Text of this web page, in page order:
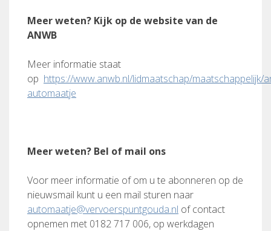
Meer weten? Kijk op de website van de
ANWB
Meer informatie staat
op https://www.anwb.nl/lidmaatschap/maatschappelijk/
automaatje
Meer weten? Bel of mail ons
Voor meer informatie of om u te abonneren op de
nieuwsmail kunt u een mail sturen naar
automaatje@vervoerspuntgouda.nl of contact
opnemen met 0182 717 006, op werkdagen